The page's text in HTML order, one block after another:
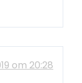
om 20:28